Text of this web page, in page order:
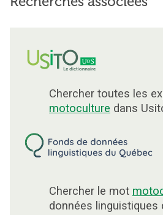
Chercher toutes les
motoculture dans
Chercher le mot
données linguistiques